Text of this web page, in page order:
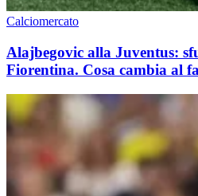
Calciomercato
Alajbegovic alla Juventus:
Fiorentina. Cosa cambia al